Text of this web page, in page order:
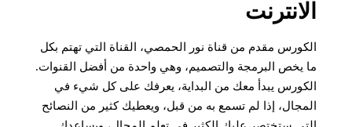
الانترنت
الكورس مقدم من قناة نور الحمصي، القناة التي تهتم بكل
ما يخص البرمجة والتصميم، وهي واحدة من أفضل القنوات.
الكورس يبدأ معك من البداية، يعرفك على كل شيء في
المجال، إذا لم تسمع به من قبل، ويعطيك كثير من النصائح